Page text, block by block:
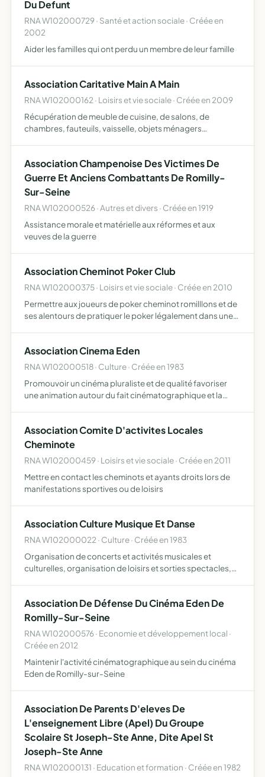
Du Defunt
RNA W102000729 · Santé et action sociale · Créée en
2002
Aider les familles qui ont perdu un membre de leur famille
Association Caritative Main A Main
RNA W102000162 · Loisirs et vie sociale · Créée en 2009
Récupération de meuble de cuisine, de salons, de
chambres, fauteuils, vaisselle, objets ménagers
Association Champenoise Des Victimes De
Guerre Et Anciens Combattants De Romilly-
Sur-Seine
RNA W102000526 · Autres et divers · Créée en 1919
Assistance morale et matérielle aux réformes et aux
veuves de la guerre
Association Cheminot Poker Club
RNA W102000375 · Loisirs et vie sociale · Créée en 2010
Permettre aux joueurs de poker cheminot romilllons et de
ses alentours de pratiquer le poker légalement dans une
Association Cinema Eden
RNA W102000518 · Culture · Créée en 1983
Promouvoir un cinéma pluraliste et de qualité favoriser
une animation autour du fait cinématographique et la
Association Comite D'activites Locales
Cheminote
RNA W102000459 · Loisirs et vie sociale · Créée en 2011
Mettre en contact les cheminots et ayants droits lors de
manifestations sportives ou de loisirs
Association Culture Musique Et Danse
RNA W102000022 · Culture · Créée en 1983
Organisation de concerts et activités musicales et
culturelles, organisation de loisirs et sorties spectacles,
charg…
Association De Défense Du Cinéma Eden De
Romilly-Sur-Seine
RNA W102000576 · Economie et développement local ·
Créée en 2012
Maintenir l'activité cinématographique au sein du cinéma
Eden de Romilly-sur-Seine
Association De Parents D'eleves De
L'enseignement Libre (Apel) Du Groupe
Scolaire St Joseph-Ste Anne, Dite Apel St
Joseph-Ste Anne
RNA W102000131 · Education et formation · Créée en 1982